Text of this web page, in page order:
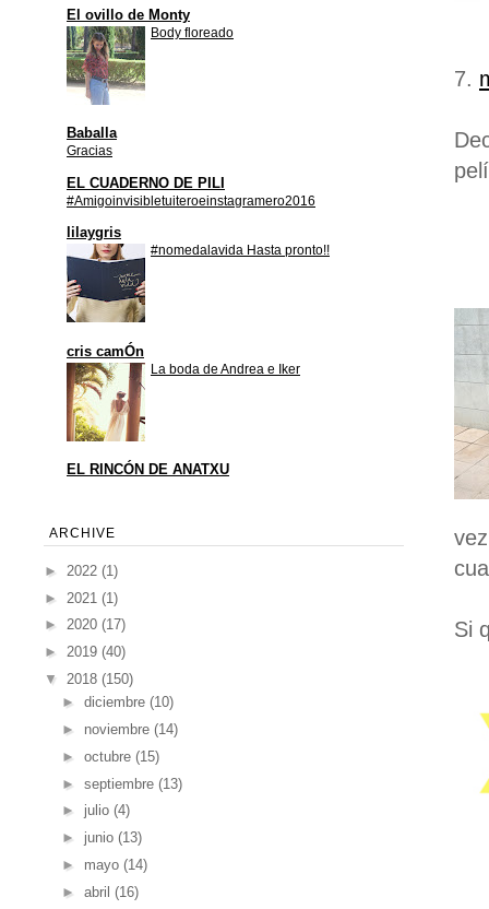
7.
Si
El ovillo de Monty
Body floreado
Baballa
Gracias
EL CUADERNO DE PILI
#Amigoinvisibletuiteroeinstagramero2016
lilaygris
#nomedalavida Hasta pronto!!
cris camÓn
La boda de Andrea e Iker
EL RINCÓN DE ANATXU
ARCHIVE
► 2022 (1)
► 2021 (1)
► 2020 (17)
► 2019 (40)
▼ 2018 (150)
► diciembre (10)
► noviembre (14)
► octubre (15)
► septiembre (13)
► julio (4)
► junio (13)
► mayo (14)
► abril (16)